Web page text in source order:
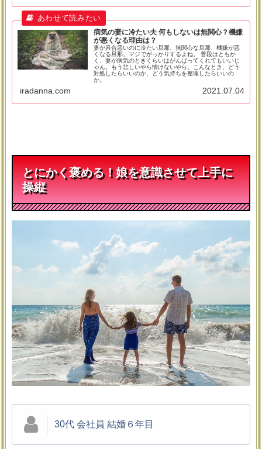
病気の妻に冷たい夫 何もしないは無関心？機嫌
が悪くなる理由は？
妻が具合悪いのに冷たい旦那、無関心な旦那、機嫌が悪
くなる旦那。マジでがっかりするよね。 普段はともか
く、妻が病気のときくらいはがんばってくれてもいいじ
ゃん。もう悲しいやら情けないやら。こんなとき、どう
対処したらいいのか、どう気持ちを整理したらいいの
か。
iradanna.com 2021.07.04
とにかく褒める！娘を意識させて上手に
操縦
30代 会社員 結婚６年目